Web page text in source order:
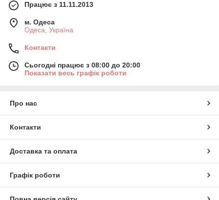
Працює з 11.11.2013
м. Одеса
Одеса, Україна
Контакти
Сьогодні працює з 08:00 до 20:00
Показати весь графік роботи
Про нас
Контакти
Доставка та оплата
Графік роботи